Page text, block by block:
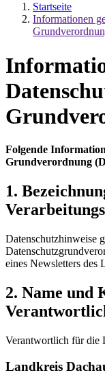
Startseite
Informationen
Folgende
Grundverordnung
1.
Datenschutzhinweise
eines Newsletters des
2. Name und
Verantwortlich für die
Landkreis